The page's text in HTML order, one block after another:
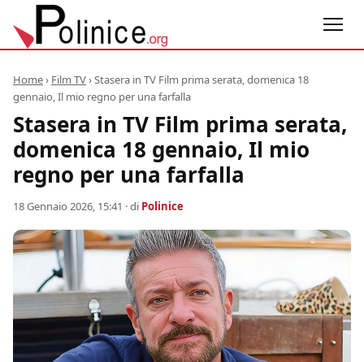
Home› Film TV›Stasera in TV Film prima serata, domenica 18
gennaio, Il mio regno per una farfalla
Stasera in TV Film prima serata,
domenica 18 gennaio, Il mio
regno per una farfalla
18 Gennaio 2026, 15:41 · di Polinice